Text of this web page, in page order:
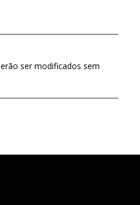
ser modificados sem